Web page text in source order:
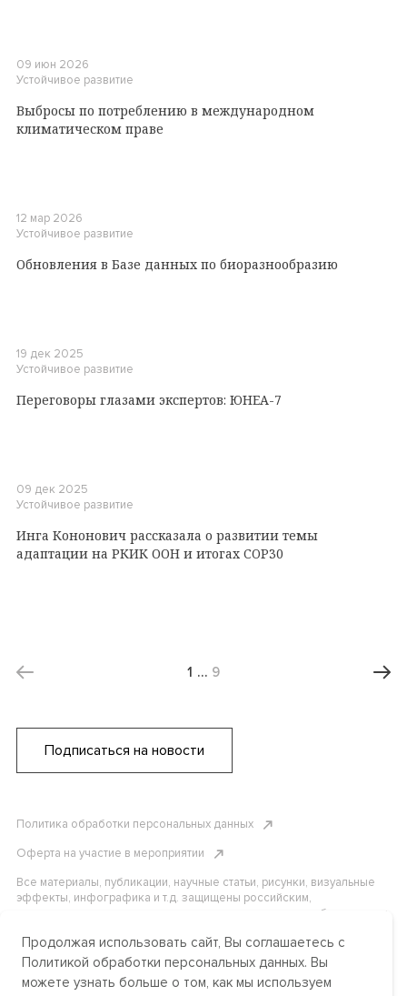
09 июн 2026
Устойчивое развитие
Выбросы по потреблению в международном
климатическом праве
12 мар 2026
Устойчивое развитие
Обновления в Базе данных по биоразнообразию
19 дек 2025
Устойчивое развитие
Переговоры глазами экспертов: ЮНЕА-7
09 дек 2025
Устойчивое развитие
Инга Кононович рассказала о развитии темы
адаптации на РКИК ООН и итогах COP30
1 … 9
Подписаться на новости
Политика обработки персональных данных
Оферта на участие в мероприятии
Все материалы, публикации, научные статьи, рисунки, визуальные
эффекты, инфографика и т.д. защищены российским,
американским и международным законодательством об авторском
материалов без письменного разрешения АНО «Центр
международных и сравнительно-правовых исследований» или
аффилированных лиц строго запрещено. Пожалуйста, свяжитесь с
нами, чтобы узнать подробности.
Продолжая использовать сайт, Вы соглашаетесь с
Политикой обработки персональных данных. Вы
можете узнать больше о том, как мы используем